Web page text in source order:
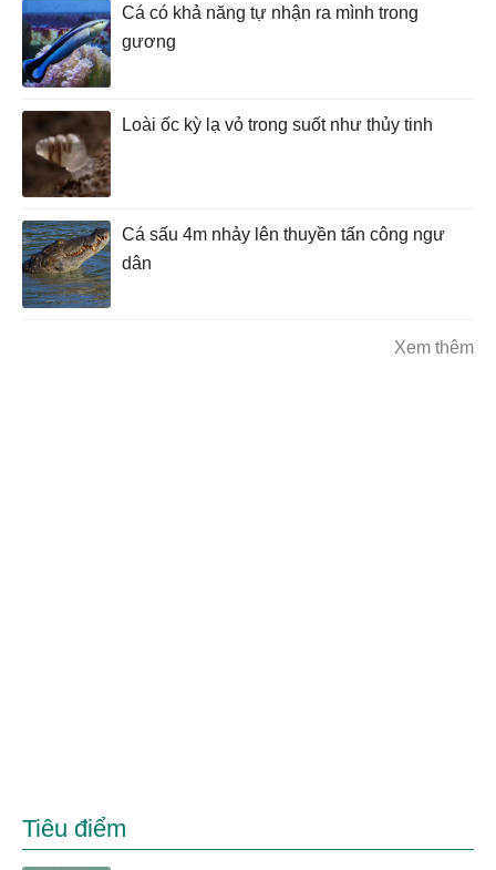
Cá có khả năng tự nhận ra mình trong
gương
Loài ốc kỳ lạ vỏ trong suốt như thủy tinh
Cá sấu 4m nhảy lên thuyền tấn công ngư
dân
Xem thêm
Tiêu điểm